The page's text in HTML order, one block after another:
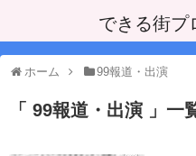
できる街プ
ホーム 99報道・出演
99報道・出演 一